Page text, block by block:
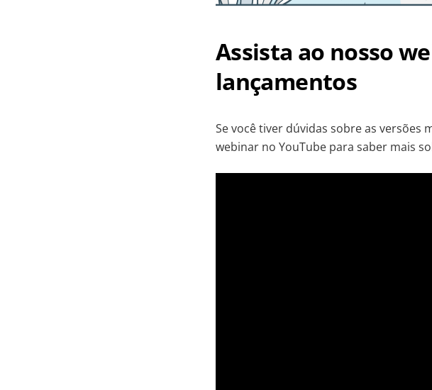
Assista ao nosso
lançamentos
Se você tiver dúvidas sobre as versões
webinar no YouTube para saber mais